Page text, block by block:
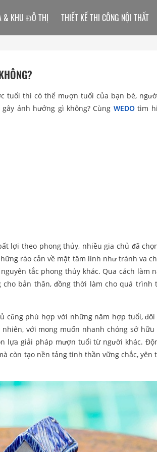
tuổi thì có thể mượn tuổi của bạn bè,
ảnh hưởng gì không? Cùng WEDOtìm
lợi theo phong thủy, nhiều gia chủ đã
rào cản về mặt tâm linh như tránh va
tắc phong thủy khác. Qua cách làm
bản thân, đồng thời làm cho quá trình
cũng phù hợp với những năm hợp tuổi,
với mong muốn nhanh chóng sở hữu
lựa giải pháp mượn tuổi từ người khác.
còn tạo nền tảng tinh thần vững chắc, yên
& KHU ĐÔ THỊ THIẾT KẾ THI CÔNG NỘI THẤT